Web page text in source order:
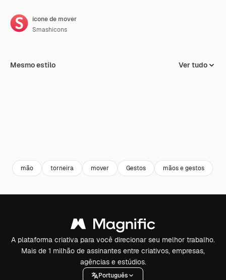
ícone de mover
Smashicons
Mesmo estilo Ver tudo
mão torneira mover Gestos mãos e gestos
A plataforma criativa para você direcionar seu melhor trabalho.
Mais de 1 milhão de assinantes entre criativos, empresas,
agências e estúdios.
Português